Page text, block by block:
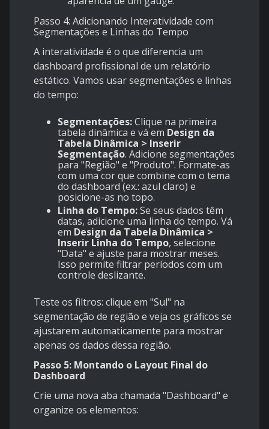
Passo 4: Adicionando Interatividade com
Segmentações e Linhas do Tempo
A interatividade é o que diferencia um
dashboard profissional de um relatório
estático. Vamos usar segmentações e linhas
do tempo:
Segmentações:Clique na primeira
tabela dinâmica e vá em Design da
Tabela Dinâmica > Inserir
Segmentação. Adicione segmentações
para "Região" e "Produto". Formate-as
com uma cor que combine com o tema
do dashboard (ex.: azul claro) e
posicione-as no topo.
Linha do Tempo:Se seus dados têm
datas, adicione uma linha do tempo. Vá
em Design da Tabela Dinâmica >
Inserir Linha do Tempo, selecione
"Data" e ajuste para mostrar meses.
Isso permite filtrar períodos com um
controle deslizante.
Teste os filtros: clique em "Sul" na
segmentação de região e veja os gráficos se
ajustarem automaticamente para mostrar
apenas os dados dessa região.
Passo 5: Montando o Layout Final do
Dashboard
Crie uma nova aba chamada "Dashboard" e
organize os elementos: